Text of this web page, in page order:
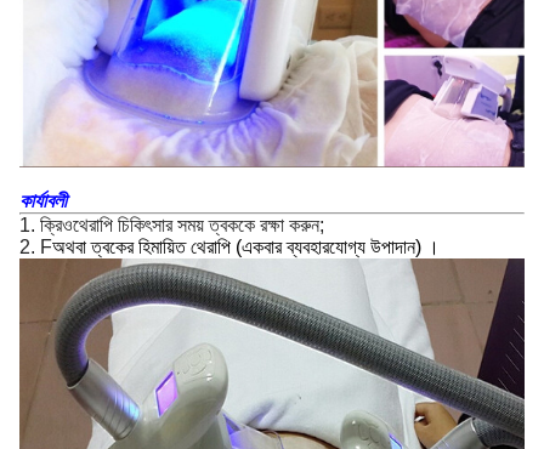
কার্যাবলী
1. ক্রিওথেরাপি চিকিৎসার সময় ত্বককে রক্ষা করুন;
2. Fঅথবা ত্বকের হিমায়িত থেরাপি (একবার ব্যবহারযোগ্য উপাদান) ।